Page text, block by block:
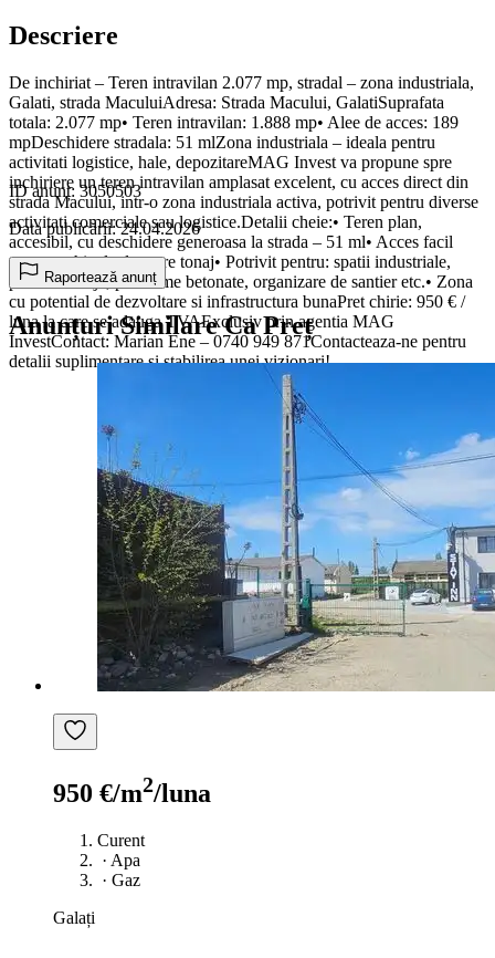
Descriere
De inchiriat – Teren intravilan 2.077 mp, stradal – zona industriala,
Galati, strada MaculuiAdresa: Strada Macului, GalatiSuprafata
totala: 2.077 mp• Teren intravilan: 1.888 mp• Alee de acces: 189
mpDeschidere stradala: 51 mlZona industriala – ideala pentru
activitati logistice, hale, depozitareMAG Invest va propune spre
inchiriere un teren intravilan amplasat excelent, cu acces direct din
strada Macului, intr-o zona industriala activa, potrivit pentru diverse
activitati comerciale sau logistice.Detalii cheie:• Teren plan,
accesibil, cu deschidere generoasa la strada – 51 ml• Acces facil
pentru vehicule de mare tonaj• Potrivit pentru: spatii industriale,
parcare utilaje, platforme betonate, organizare de santier etc.• Zona
cu potential de dezvoltare si infrastructura bunaPret chirie: 950 € /
luna la care se adauga TVAExclusiv prin agentia MAG
InvestContact: Marian Ene – 0740 949 871Contacteaza-ne pentru
detalii suplimentare si stabilirea unei vizionari!
ID anunț: 3050503
Data publicării: 24.04.2026
Raportează anunț
Anunțuri Similare Ca Preț
950 €/m2/luna
Curent
· Apa
· Gaz
Galați